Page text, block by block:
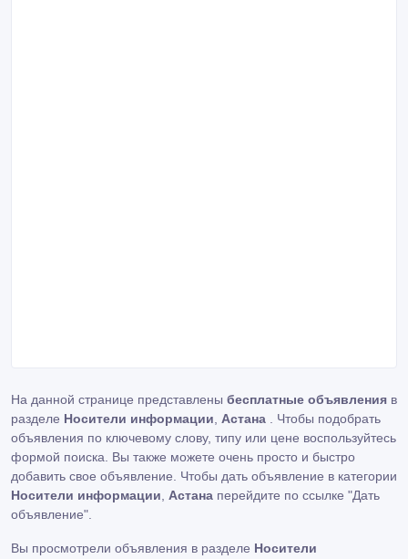
На данной странице представлены бесплатные объявления в
разделе Носители информации Астана . Чтобы подобрать
объявления по ключевому слову, типу или цене воспользуйтесь
формой поиска. Вы также можете очень просто и быстро
добавить свое объявление. Чтобы дать объявление в категории
Носители информации
Астана перейдите по ссылке "Дать
объявление"
Вы просмотрели объявления в разделе Носители